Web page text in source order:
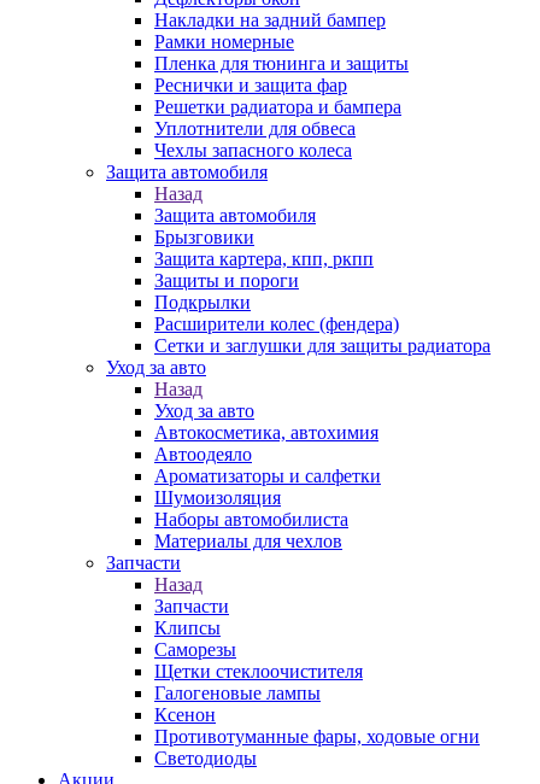
Накладки на задний бампер
Рамки номерные
Пленка для тюнинга и защиты
Реснички и защита фар
Решетки радиатора и бампера
Уплотнители для обвеса
Чехлы запасного колеса
Защита автомобиля
Назад
Защита автомобиля
Брызговики
Защита картера, кпп, ркпп
Защиты и пороги
Подкрылки
Расширители колес (фендера)
Сетки и заглушки для защиты радиатора
Уход за авто
Назад
Уход за авто
Автокосметика, автохимия
Автоодеяло
Ароматизаторы и салфетки
Шумоизоляция
Наборы автомобилиста
Материалы для чехлов
Запчасти
Назад
Запчасти
Клипсы
Саморезы
Щетки стеклоочистителя
Галогеновые лампы
Ксенон
Противотуманные фары, ходовые огни
Светодиоды
Акции